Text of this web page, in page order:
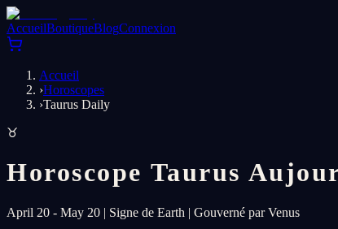
AccueilBoutiqueBlogConnexion
Accueil
›Horoscopes
›Taurus Daily
♉
Horoscope Taurus
April 20 - May 20 | Signe de Earth | Gouverné par Venus